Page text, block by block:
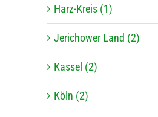
Harz-Kreis (1)
Jerichower Land (2)
Kassel (2)
Köln (2)